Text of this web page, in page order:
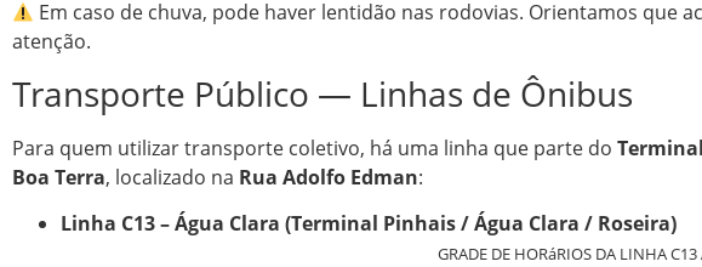
Em caso de chuva, pode haver lentidão nas rodovias. Orientamos que
atenção.
Transporte Público — Linhas de Ônibus
Para quem utilizar transporte coletivo, há uma linha que parte do
Boa Terra, localizado na Rua Adolfo Edman:
Linha C13 – Água Clara (Terminal Pinhais / Água Clara / Roseira)
GRADE DE HORáRIOS DA LINHA C13